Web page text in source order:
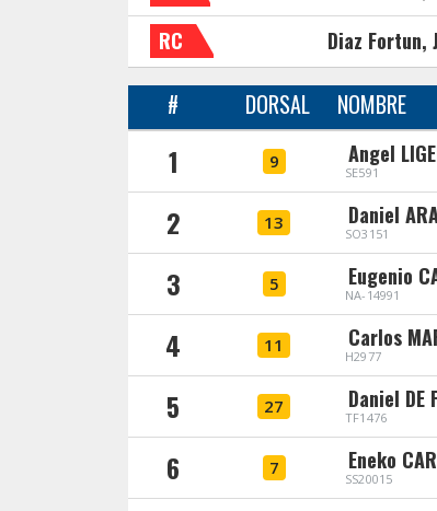
RC Diaz Fortun,
# DORSAL NOMBRE
1 9 Angel
SE591
2 13 Daniel
SO3151
3 5 Eugenio
NA-14991
4 11 Carlos
H2977
5 27 Daniel DE
TF1476
6 7 Eneko
SS20015